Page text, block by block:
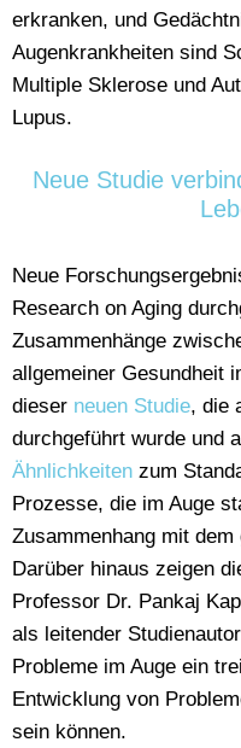
erkranken, und
Augenkrankheiten sind
Multiple Sklerose und
Lupus.
Neue Studie
Neue
Research on Aging
Zusammenhänge
allgemeiner Gesundheit
dieser neuen Studie, die
durchgeführt wurde und
Ähnlichkeiten zum
Prozesse, die im Auge
Zusammenhang mit
Darüber hinaus zeigen
Professor Dr. Pankaj
als leitender
Probleme im Auge ein
Entwicklung von
sein können.